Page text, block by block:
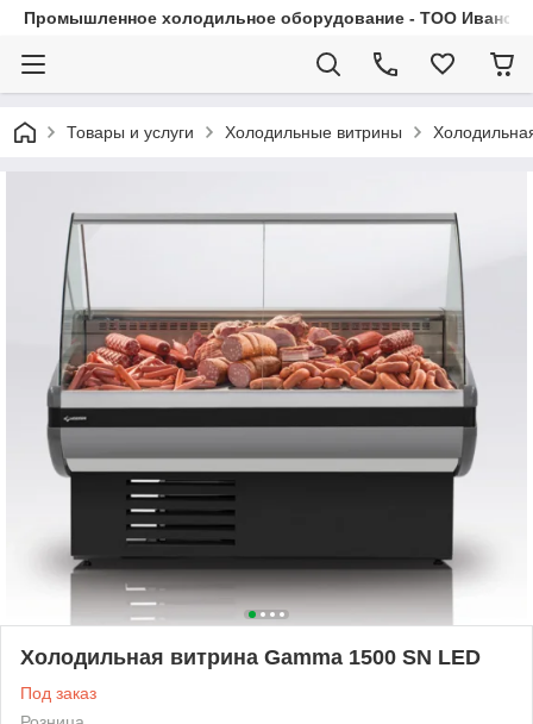
Промышленное холодильное оборудование - ТОО
Товары и услуги Холодильные витрины
Холодильная витрина Gamma 1500 SN LED
Под заказ